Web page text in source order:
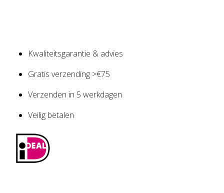
Kwaliteitsgarantie & advies
Gratis verzending >€75
Verzenden in 5 werkdagen
Veilig betalen